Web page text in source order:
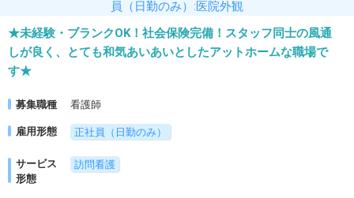
★未経験・ブランクOK！社会保険完備！スタッフ同士の風通
しが良く、とても和気あいあいとしたアットホームな職場で
す★
募集職種 看護師
雇用形態 正社員（日勤のみ）
サービス
形態
訪問看護